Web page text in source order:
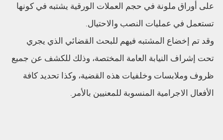
على أوراق ملونة في حجم العملات الورقية يشتبه في كونها
تستعمل في عمليات النصب والاحتيال.
وقد تم إخضاع المشتبه فيهم للبحث القضائي الذي يجري
تحت إشراف النيابة العامة المختصة، وذلك للكشف عن جميع
ظروف وملابسات وخلفيات هذه القضية، وكذا تحديد كافة
الأفعال الاجرامية المنسوبة للمعنيين بالأمر.